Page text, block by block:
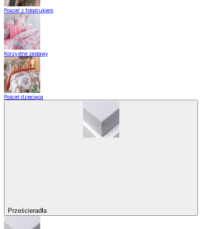
Pościel z fotodrukiem
Korzystne zestawy
Pościel dziecięca
Prześcieradła